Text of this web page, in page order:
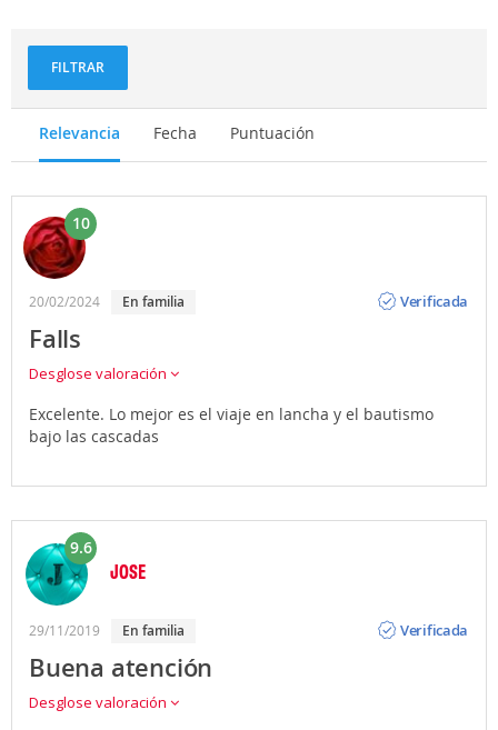
FILTRAR
Relevancia Fecha Puntuación
10
20/02/2024 en familia
Verificada
Falls
Desglose valoración
Excelente. Lo mejor es el viaje en lancha y el bautismo
bajo las cascadas
9.6
JOSE
29/11/2019 en familia
Verificada
Buena atención
Desglose valoración